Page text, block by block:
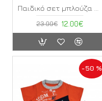
12.00€
23.99€
-50 %